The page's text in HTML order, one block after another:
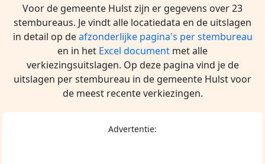
Voor de gemeente Hulst zijn er gegevens over 23
stembureaus. Je vindt alle locatiedata en de uitslagen
in detail op deafzonderlijke pagina's per stembureau
en in het Excel document met alle
verkiezingsuitslagen. Op deze pagina vind je de
uitslagen per stembureau in de gemeente Hulst voor
de meest recente verkiezingen.
Advertentie: